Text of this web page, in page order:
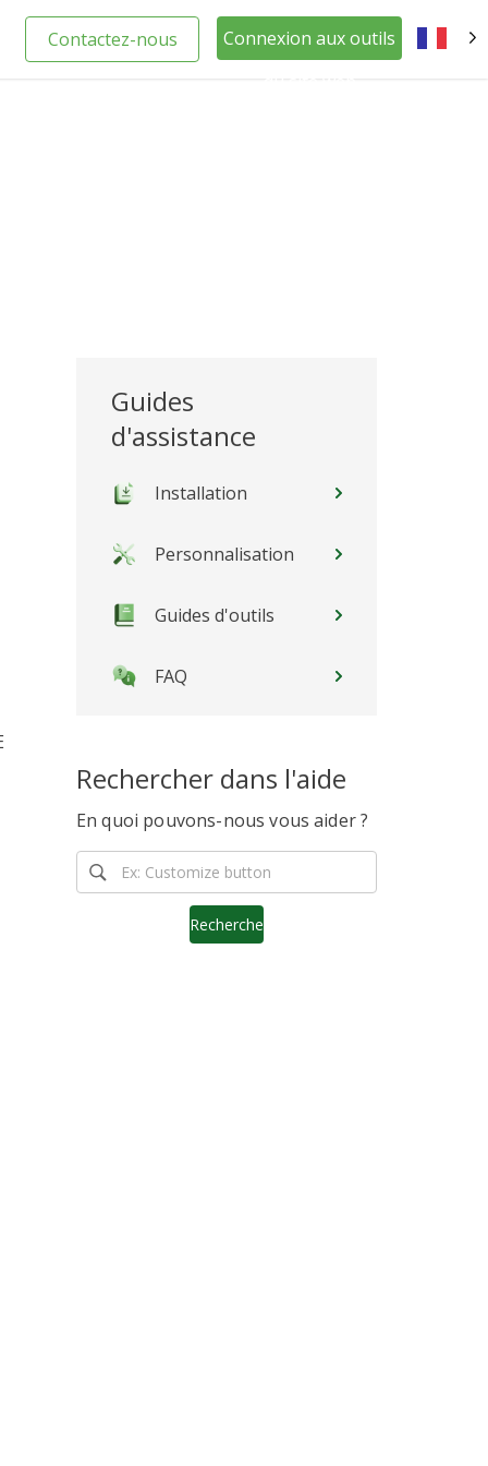
Contactez-nous
Connexion aux outils
Guides
d'assistance
Installation
Personnalisation
Guides d'outils
FAQ
Rechercher dans l'aide
En quoi pouvons-nous vous aider ?
Recherche